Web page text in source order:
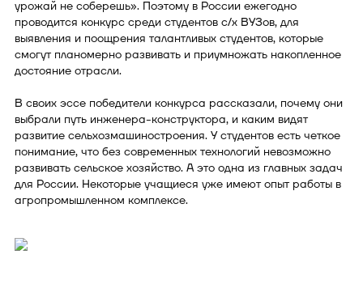
урожай не соберешь». Поэтому в России ежегодно
проводится конкурс среди студентов с/х ВУЗов, для
выявления и поощрения талантливых студентов, которые
смогут планомерно развивать и приумножать накопленное
достояние отрасли.
В своих эссе победители конкурса рассказали, почему они
выбрали путь инженера-конструктора, и каким видят
развитие сельхозмашиностроения. У студентов есть четкое
понимание, что без современных технологий невозможно
развивать сельское хозяйство. А это одна из главных задач
для России. Некоторые учащиеся уже имеют опыт работы в
агропромышленном комплексе.